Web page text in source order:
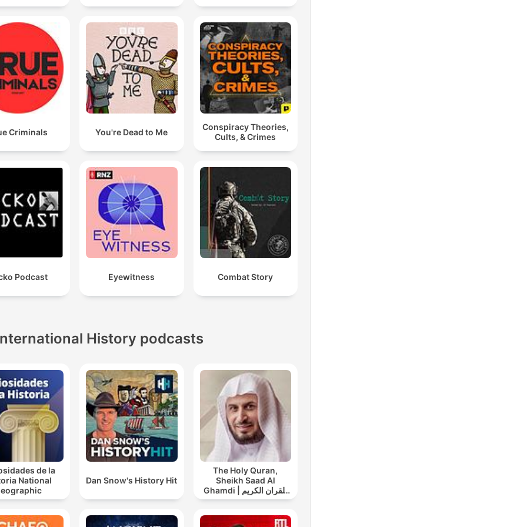
Criminals You're Dead to Me
Conspiracy Theories,
Cults, & Crimes
Podcast Eyewitness Combat Story
History podcasts
de la
National
Dan Snow's History Hit
The Holy Quran,
Sheikh Saad Al
Ghamdi | القران الكريم
سعد الغامدي